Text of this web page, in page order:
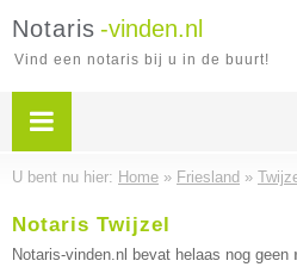
Notaris -vinden.nl
Vind een notaris bij u in de buurt!
U bent nu hier: Home » Friesland »
Notaris Twijzel
Notaris-vinden.nl bevat helaas nog geen